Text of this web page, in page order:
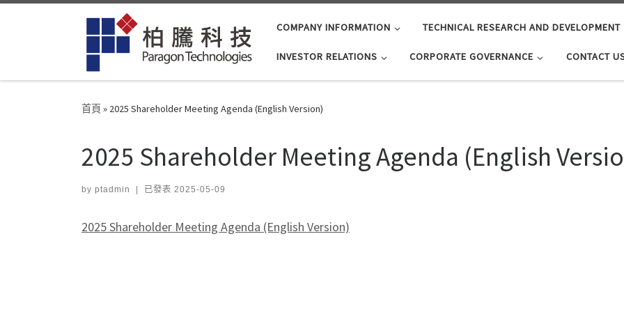
COMPANY INFORMATION TECHNICAL RESEARCH AND DEVELOPMENT
INVESTOR RELATIONS CORPORATE GOVERNANCE CONTACT
首頁 » 2025 Shareholder Meeting Agenda (English Version)
2025 Shareholder Meeting Agenda (English
by ptadmin 已發表 2025-05-09
2025 Shareholder Meeting Agenda (English Version)